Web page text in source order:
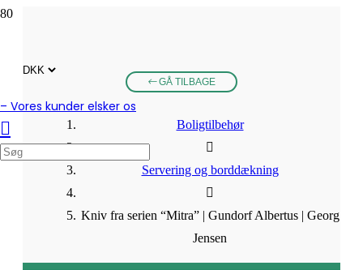
– Vores kunder elsker os
GÅ TILBAGE
Boligtilbehør
Servering og borddækning
Kniv fra serien “Mitra” | Gundorf Albertus | Georg
Jensen